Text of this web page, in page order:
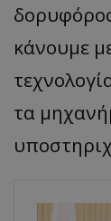
κάνουμε
τα